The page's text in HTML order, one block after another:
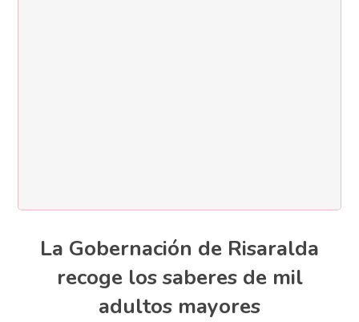
La Gobernación de Risaralda
recoge los saberes de mil
adultos mayores